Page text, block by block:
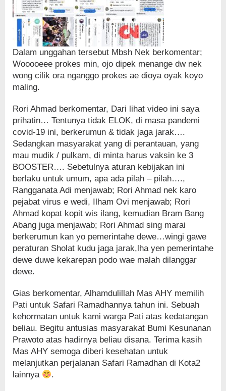
Dalam unggahan tersebut Mbsh Nek berkomentar;
Wooooeee prokes min, ojo dipek menange dw nek
wong cilik ora nganggo prokes ae dioya oyak koyo
maling.
Rori Ahmad berkomentar, Dari lihat video ini saya
prihatin… Tentunya tidak ELOK, di masa pandemi
covid-19 ini, berkerumun & tidak jaga jarak….
Sedangkan masyarakat yang di perantauan, yang
mau mudik / pulkam, di minta harus vaksin ke 3
BOOSTER…. Sebetulnya aturan kebijakan ini
berlaku untuk umum, apa ada pilah – pilah….,
Rangganata Adi menjawab; Rori Ahmad nek karo
pejabat virus e wedi, Ilham Ovi menjawab; Rori
Ahmad kopat kopit wis ilang, kemudian Bram Bang
Abang juga menjawab; Rori Ahmad sing marai
berkerumun kan yo pemerintahe dewe…wingi gawe
peraturan Sholat kudu jaga jarak,lha yen pemerintahe
dewe duwe kekarepan podo wae malah dilanggar
dewe.
Gias berkomentar, Alhamdulillah Mas AHY memilih
Pati untuk Safari Ramadhannya tahun ini. Sebuah
kehormatan untuk kami warga Pati atas kedatangan
beliau. Begitu antusias masyarakat Bumi Kesunanan
Prawoto atas hadirnya beliau disana. Terima kasih
Mas AHY semoga diberi kesehatan untuk
melanjutkan perjalanan Safari Ramadhan di Kota2
lainnya
.